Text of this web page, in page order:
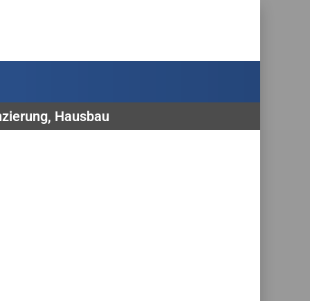
Hausbau